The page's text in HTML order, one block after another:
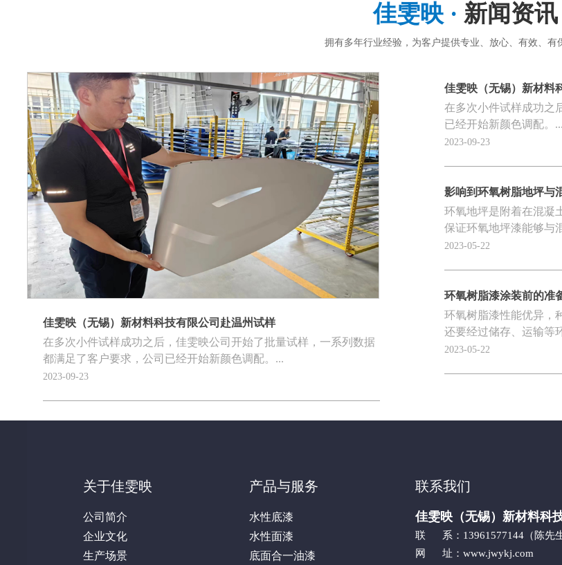
佳雯映 · 新闻资讯
拥有多年行业经验，为客户提供专业、放心、有效、有
佳雯映（无锡）新材料
在多次小件试样成功之
已经开始新颜色调配。...
2023-09-23
影响到环氧树脂地坪与
环氧地坪是附着在混凝
保证环氧地坪漆能够与
2023-05-22
环氧树脂漆涂装前的准
环氧树脂漆性能优异，
还要经过储存、运输等
2023-05-22
佳雯映（无锡）新材料科技有限公司赴温州试样
在多次小件试样成功之后，佳雯映公司开始了批量试样，一系列数据
都满足了客户要求，公司已经开始新颜色调配。...
2023-09-23
关于佳雯映
公司简介
企业文化
生产场景
产品与服务
水性底漆
水性面漆
底面合一油漆
联系我们
佳雯映（无锡）新材料科
联 系：13961577144（陈先生
网 址：www.jwykj.com